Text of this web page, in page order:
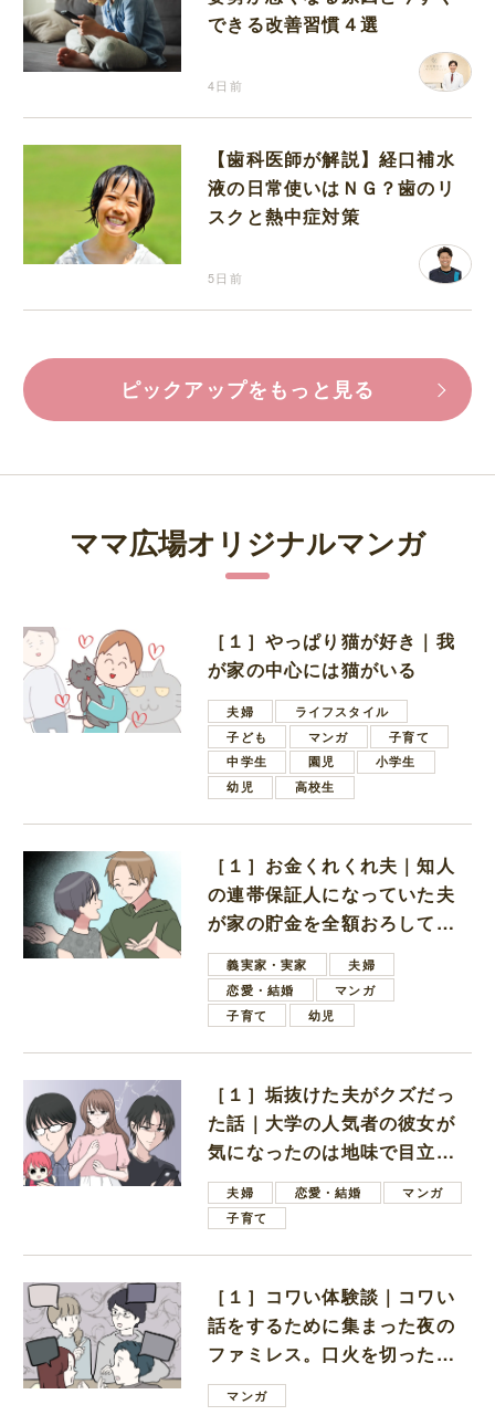
できる改善習慣４選
4日前
【歯科医師が解説】経口補水
液の日常使いはＮＧ？歯のリ
スクと熱中症対策
5日前
ピックアップをもっと見る
ママ広場オリジナルマンガ
［１］やっぱり猫が好き｜我
が家の中心には猫がいる
夫婦
ライフスタイル
子ども
マンガ
子育て
中学生
園児
小学生
幼児
高校生
［１］お金くれくれ夫｜知人
の連帯保証人になっていた夫
が家の貯金を全額おろしてほ
しいと言ってきた
義実家・実家
夫婦
恋愛・結婚
マンガ
子育て
幼児
［１］垢抜けた夫がクズだっ
た話｜大学の人気者の彼女が
気になったのは地味で目立た
ない男子学生
夫婦 恋愛・結婚
マンガ
子育て
［１］コワい体験談｜コワい
話をするために集まった夜の
ファミレス。口火を切ったの
は電車好きの男の子ママ
マンガ